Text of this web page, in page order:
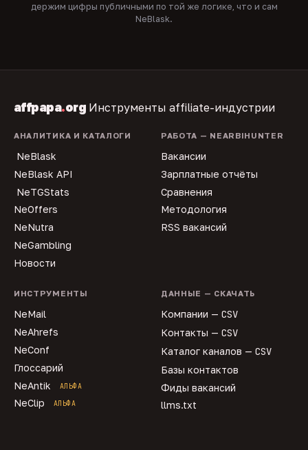
держим цифры публичными по той же логике, что и сам
NeBlask.
affpapa.org Инструменты affiliate-индустрии
АНАЛИТИКА И КАТАЛОГИ
NeBlask
NeBlask API
NeTGStats
NeOffers
NeNutra
NeGambling
Новости
РАБОТА — NEARBIHUNTER
Вакансии
Зарплатные отчёты
Сравнения
Методология
RSS вакансий
ИНСТРУМЕНТЫ
NeMail
NeAhrefs
NeConf
Глоссарий
NeAntik
АЛЬФА
NeClip АЛЬФА
ДАННЫЕ — СКАЧАТЬ
Компании — CSV
Контакты — CSV
Каталог каналов — CSV
Базы контактов
Фиды вакансий
llms.txt